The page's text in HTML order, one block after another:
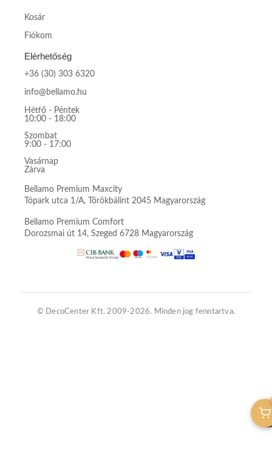
Kosár
Fiókom
Elérhetőség
+36 (30) 303 6320
info@bellamo.hu
Hétfő - Péntek
10:00 - 18:00
Szombat
9:00 - 17:00
Vasárnap
Zárva
Bellamo Premium Maxcity
Tópark utca 1/A, Törökbálint 2045 Magyarország
Bellamo Premium Comfort
Dorozsmai út 14, Szeged 6728 Magyarország
© DecoCenter Kft. 2009-2026. Minden jog fenntartva.